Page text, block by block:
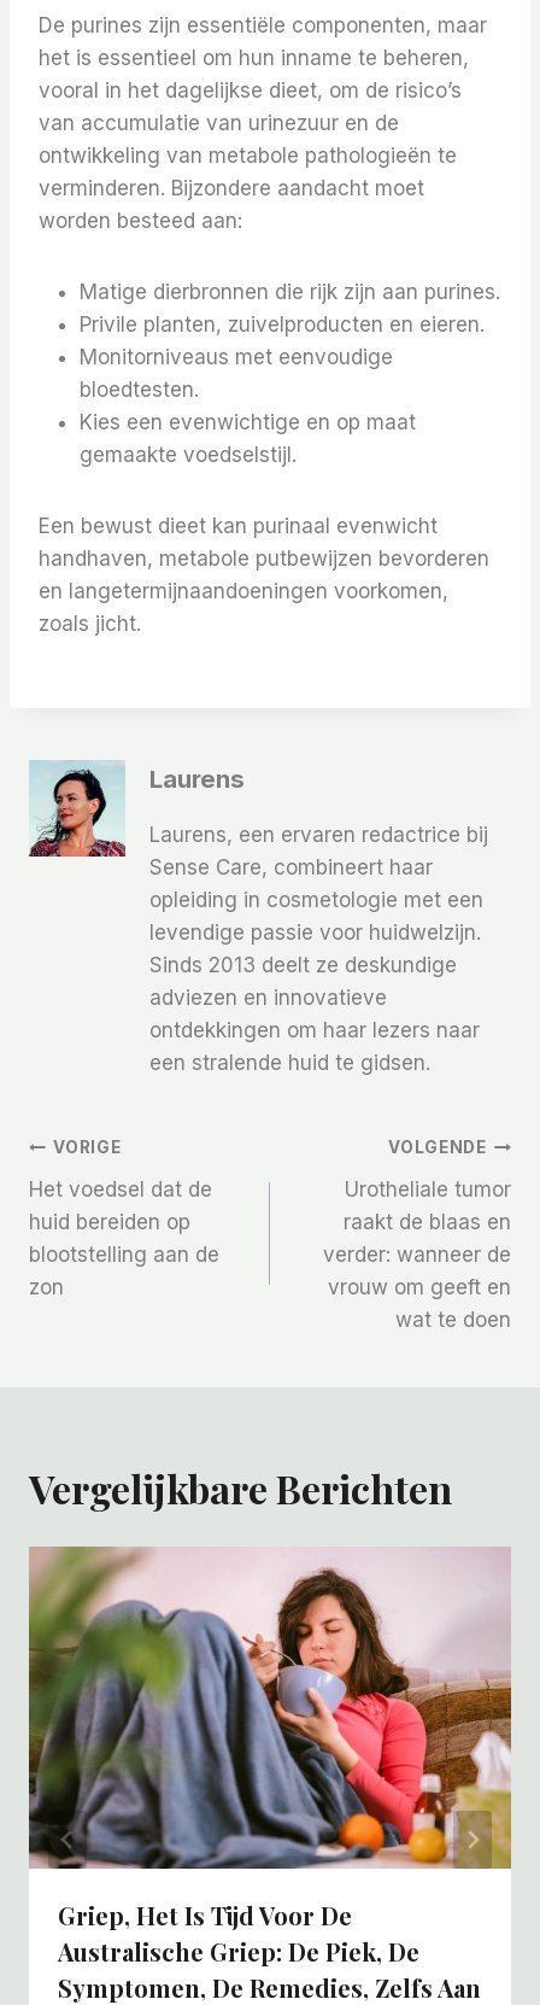
De purines zijn essentiële componenten, maar
het is essentieel om hun inname te beheren,
vooral in het dagelijkse dieet, om de risico’s
van accumulatie van urinezuur en de
ontwikkeling van metabole pathologieën te
verminderen. Bijzondere aandacht moet
worden besteed aan:
Matige dierbronnen die rijk zijn aan purines.
Privile planten, zuivelproducten en eieren.
Monitorniveaus met eenvoudige
bloedtesten.
Kies een evenwichtige en op maat
gemaakte voedselstijl.
Een bewust dieet kan purinaal evenwicht
handhaven, metabole putbewijzen bevorderen
en langetermijnaandoeningen voorkomen,
zoals jicht.
Laurens
Laurens, een ervaren redactrice bij
Sense Care, combineert haar
opleiding in cosmetologie met een
levendige passie voor huidwelzijn.
Sinds 2013 deelt ze deskundige
adviezen en innovatieve
ontdekkingen om haar lezers naar
een stralende huid te gidsen.
Bericht
Navigatie
VORIGE
Het voedsel dat de
huid bereiden op
blootstelling aan de
zon
VOLGENDE
Urotheliale tumor
raakt de blaas en
verder: wanneer de
vrouw om geeft en
wat te doen
Vergelijkbare Berichten
Griep, Het Is Tijd Voor De
Australische Griep: De Piek, De
Symptomen, De Remedies, Zelfs Aan